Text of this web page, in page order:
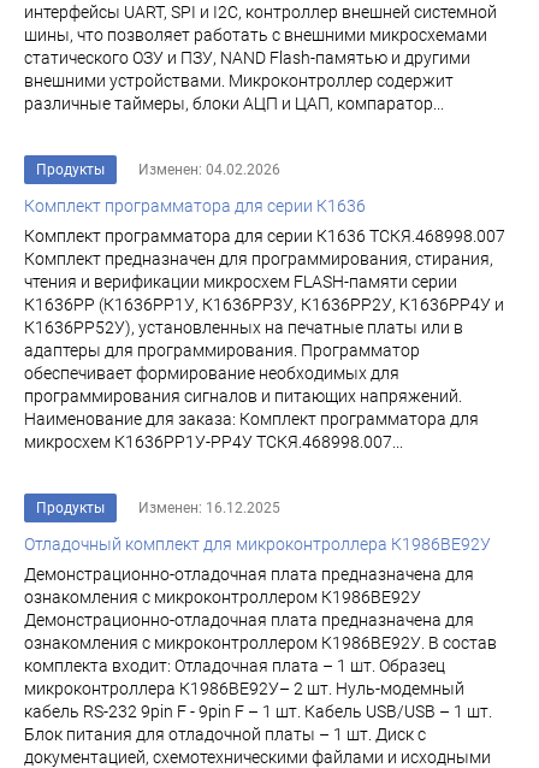
интерфейсы UART, SPI и I2C, контроллер внешней системной
шины, что позволяет работать с внешними микросхемами
статического ОЗУ и ПЗУ, NAND Flash-памятью и другими
внешними устройствами. Микроконтроллер содержит
различные таймеры, блоки АЦП и ЦАП, компаратор...
Продукты Изменен: 04.02.2026
Комплект программатора для серии К1636
Комплект программатора для серии К1636 ТСКЯ.468998.007
Комплект предназначен для программирования, стирания,
чтения и верификации микросхем FLASH-памяти серии
К1636РР (К1636РР1У, К1636РР3У, К1636РР2У, К1636РР4У и
К1636РР52У), установленных на печатные платы или в
адаптеры для программирования. Программатор
обеспечивает формирование необходимых для
программирования сигналов и питающих напряжений.
Наименование для заказа: Комплект программатора для
микросхем К1636РР1У-РР4У ТСКЯ.468998.007...
Продукты Изменен: 16.12.2025
Отладочный комплект для микроконтроллера К1986ВЕ92У
Демонстрационно-отладочная плата предназначена для
ознакомления с микроконтроллером К1986ВЕ92У
Демонстрационно-отладочная плата предназначена для
ознакомления с микроконтроллером К1986ВЕ92У. В состав
комплекта входит: Отладочная плата – 1 шт. Образец
микроконтроллера К1986ВЕ92У– 2 шт. Нуль-модемный
кабель RS-232 9pin F - 9pin F – 1 шт. Кабель USB/USB – 1 шт.
Блок питания для отладочной платы – 1 шт. Диск с
документацией, схемотехническими файлами и исходными